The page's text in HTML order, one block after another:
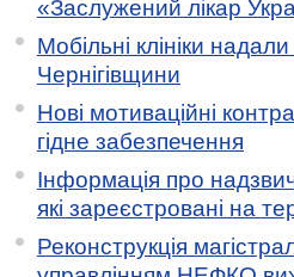
«Заслужений лікар
Мобільні клініки
Чернігівщини
Нові мотиваційні
гідне забезпечення
Інформація про
які зареєстровані на
Реконструкція